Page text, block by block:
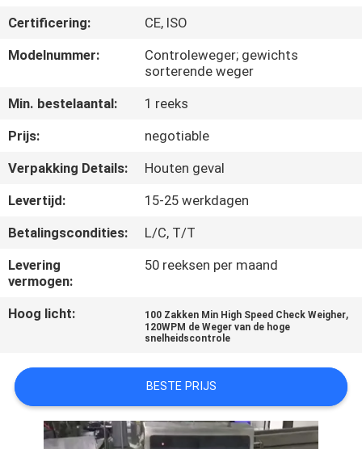
RONDLEIDING
DOOR
FABRIEK
NEEM
CONTACT
MET
ONS
OP
NIEUWS
GEVALLEN
Certificering:
CE, ISO
Modelnummer:
Controleweger; gewichts
sorterende weger
Min. bestelaantal:
1 reeks
Prijs:
negotiable
Verpakking Details:
Houten geval
Levertijd:
15-25 werkdagen
Betalingscondities:
L/C, T/T
Levering
vermogen:
50 reeksen per maand
Hoog licht: 100 Zakken Min High Speed Check Weigher,
120WPM de Weger van de hoge
snelheidscontrole
BESTE PRIJS